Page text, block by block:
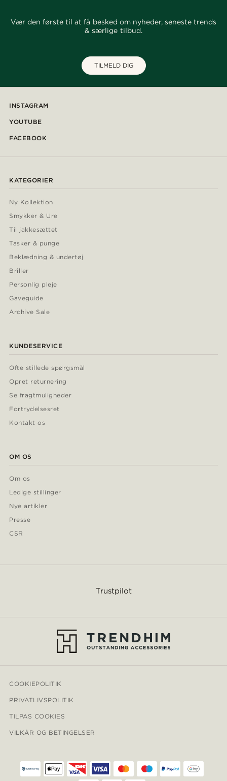
Vær den første til at få besked om nyheder, seneste trends
& særlige tilbud.
TILMELD DIG
INSTAGRAM
YOUTUBE
FACEBOOK
KATEGORIER
Ny Kollektion
Smykker & Ure
Til jakkesættet
Tasker & punge
Beklædning & undertøj
Briller
Personlig pleje
Gaveguide
Archive Sale
KUNDESERVICE
Ofte stillede spørgsmål
Opret returnering
Se fragtmuligheder
Fortrydelsesret
Kontakt os
OM OS
Om os
Ledige stillinger
Nye artikler
Presse
CSR
Trustpilot
COOKIEPOLITIK
PRIVATLIVSPOLITIK
TILPAS COOKIES
VILKÅR OG BETINGELSER